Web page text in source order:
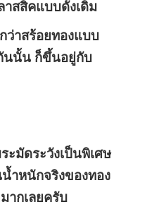
สสิคแบบดั้งเดิม
ว่าสร้อยทองแบบ
นนั้น ก็ขึ้นอยู่กับ
ะมัดระวังเป็นพิเศษ
ำหนักจริงของทอง
ากเลยครับ